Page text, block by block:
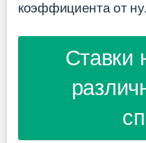
коэффициента от
Ставки